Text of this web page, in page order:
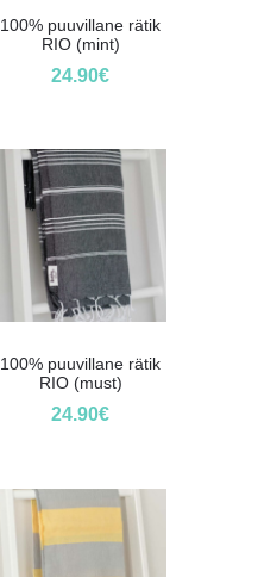
100% puuvillane rätik
RIO (mint)
24.90€
100% puuvillane rätik
RIO (must)
24.90€